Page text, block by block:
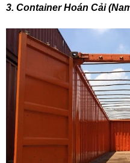
3. Container Hoán Cải